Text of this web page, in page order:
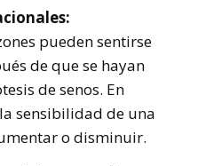
pueden sentirse
de que se hayan
de senos. En
sensibilidad de una
o disminuir.